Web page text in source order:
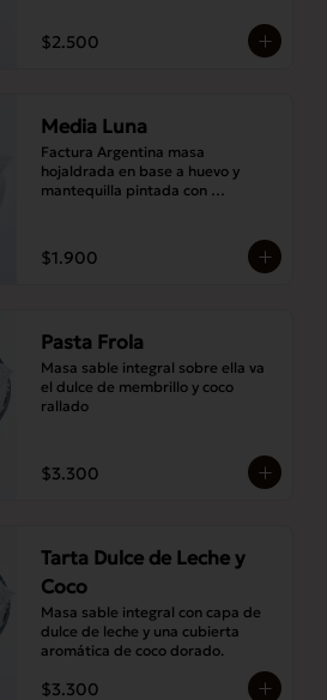
$2.500
Media Luna
Factura Argentina masa
hojaldrada en base a huevo y
mantequilla pintada con
$1.900
Pasta Frola
Masa sable integral sobre ella va
el dulce de membrillo y coco
rallado
$3.300
Tarta Dulce de Leche y
Coco
Masa sable integral con capa de
dulce de leche y una cubierta
aromática de coco dorado.
$3.300